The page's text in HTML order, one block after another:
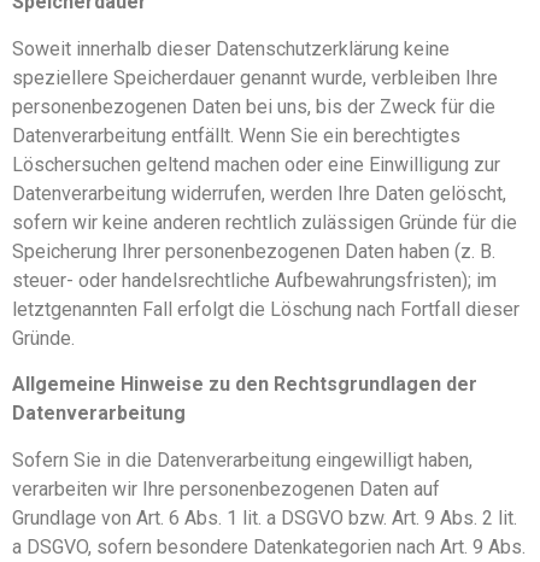
Soweit innerhalb dieser Datenschutzerklärung keine
speziellere Speicherdauer genannt wurde, verbleiben Ihre
personenbezogenen Daten bei uns, bis der Zweck für die
Datenverarbeitung entfällt. Wenn Sie ein berechtigtes
Löschersuchen geltend machen oder eine Einwilligung zur
Datenverarbeitung widerrufen, werden Ihre Daten gelöscht,
sofern wir keine anderen rechtlich zulässigen Gründe für die
Speicherung Ihrer personenbezogenen Daten haben (z. B.
steuer- oder handelsrechtliche Aufbewahrungsfristen); im
letztgenannten Fall erfolgt die Löschung nach Fortfall dieser
Gründe.
Allgemeine Hinweise zu den Rechtsgrundlagen der
Datenverarbeitung
Sofern Sie in die Datenverarbeitung eingewilligt haben,
verarbeiten wir Ihre personenbezogenen Daten auf
Grundlage von Art. 6 Abs. 1 lit. a DSGVO bzw. Art. 9 Abs. 2 lit.
a DSGVO, sofern besondere Datenkategorien nach Art. 9 Abs.